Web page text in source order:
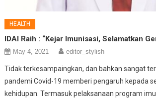
HEALTH
IDAI Raih : “Kejar Imunisasi, Selamatkan
May 4, 2021 editor_stylish
Tidak terkesampaingkan, dan bahkan sangat
pandemi Covid-19 memberi pengaruh kepada
kehidupan. Termasuk pelaksanaan program